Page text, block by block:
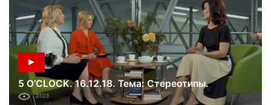
5 O’CLOCK. 16.12.18. Тема: Стереотипы.
3103